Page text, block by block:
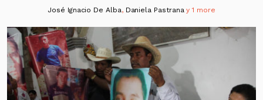
José Ignacio De Alba, Daniela Pastrana y 1 more